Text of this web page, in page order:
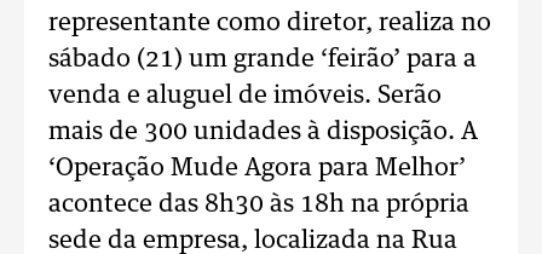
representante como diretor, realiza no
sábado (21) um grande ‘feirão’ para a
venda e aluguel de imóveis. Serão
mais de 300 unidades à disposição. A
‘Operação Mude Agora para Melhor’
acontece das 8h30 às 18h na própria
sede da empresa, localizada na Rua